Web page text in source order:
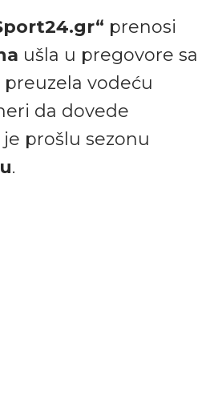
prenosi
ušla u pregovore sa
vodeću
da dovede
prošlu sezonu
.